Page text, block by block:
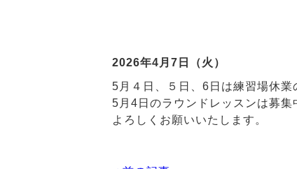
2026年4月7日（火）
5月４日、５日、6日は練習場休業
5月4日のラウンドレッスンは募集
よろしくお願いいたします。